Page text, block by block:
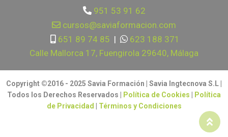
951 53 91 62
cursos@saviaformacion.com
651 89 74 85 |
623 188 371
Calle Mallorca 17, Fuengirola 29640, Málaga
Copyright ©2016 - 2025 Savia Formación | Savia Ingtecnova S.L |
Todos los Derechos Reservados |
Política de Cookies
Política
de Privacidad
Términos y Condiciones